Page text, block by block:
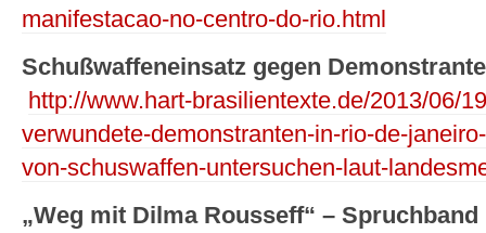
manifestacao-no-centro-do-rio.html
Schußwaffeneinsatz gegen
http://www.hart-brasilientexte.de/2013/06/
verwundete-demonstranten-in-rio-de-
von-schuswaffen-untersuchen-laut-
„Weg mit Dilma Rousseff“ –